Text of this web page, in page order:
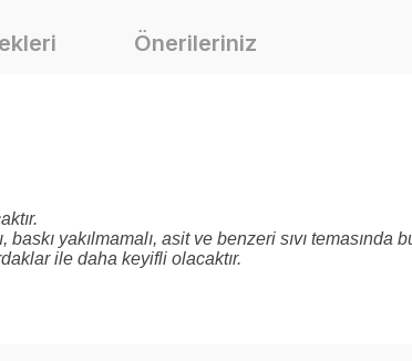
Önerileriniz
yakılmamalı, asit ve benzeri sıvı temasında
ile daha keyifli olacaktır.